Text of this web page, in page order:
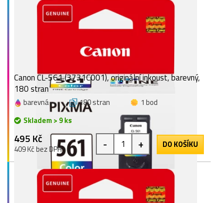
Canon CL-561 (3731C001), originální inkoust, barevný,
180 stran
barevná 180 stran
1 bod
Skladem > 9 ks
495 Kč
409 Kč bez DPH - + DO KOŠÍKU